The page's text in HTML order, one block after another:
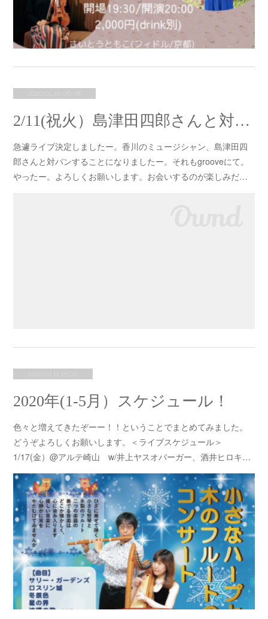
2020.01.20 06:08
2/11(祝火）島津田四郎さんと対バン決定!
急遽ライブ決定しましたー。香川のミュージシャン、島津田四
郎さんと対バンすることになりましたー。それもgrooveにて。
やったー。よろしくお願いします。お会いするのが楽しみだ…
2020年(1-5月）スケジュール！
色々と増えてきたぞーー！！ということでまとめてみました。
どうぞよろしくお願いします。＜ライブスケジュール＞
1/17(金）@アルテ崎山 w/井上ヤスオバーガー、酒井ヒロキ…